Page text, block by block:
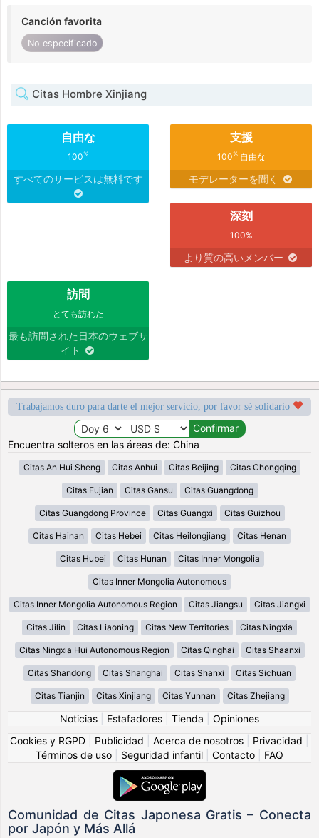
Canción favorita
No especificado
Citas Hombre Xinjiang
自由な
100%
すべてのサービスは無料です
支援
100%自由な
モデレーターを聞く
深刻
100%
より質の高いメンバー
訪問
とても訪れた
最も訪問された日本のウェブサ
イト
Trabajamos duro para darte el mejor servicio, por favor sé solidario
Encuentra solteros en las áreas de: China
Citas An Hui Sheng Citas Anhui Citas Beijing Citas Chongqing
Citas Fujian Citas Gansu Citas Guangdong
Citas Guangdong Province Citas Guangxi Citas Guizhou
Citas Hainan Citas Hebei Citas Heilongjiang Citas Henan
Citas Hubei Citas Hunan Citas Inner Mongolia
Citas Inner Mongolia Autonomous
Citas Inner Mongolia Autonomous Region Citas Jiangsu Citas Jiangxi
Citas Jilin Citas Liaoning Citas New Territories Citas Ningxia
Citas Ningxia Hui Autonomous Region Citas Qinghai Citas Shaanxi
Citas Shandong Citas Shanghai Citas Shanxi Citas Sichuan
Citas Tianjin Citas Xinjiang Citas Yunnan Citas Zhejiang
Noticias Estafadores Tienda
Opiniones
Cookies y RGPD
Publicidad Acerca de nosotros Privacidad
Términos de uso
Seguridad infantil Contacto FAQ
Comunidad de Citas Japonesa Gratis – Conecta
por Japón y Más Allá